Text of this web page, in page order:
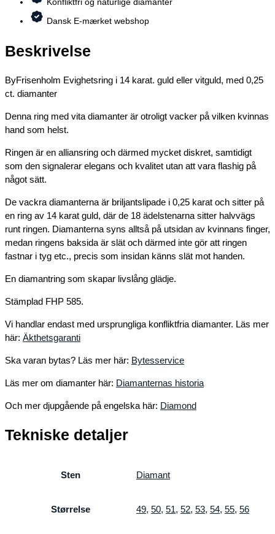
Konfliktfri og naturlige diamanter
Dansk E-mærket webshop
Beskrivelse
ByFrisenholm Evighetsring i 14 karat. guld eller vitguld, med 0,25
ct. diamanter
Denna ring med vita diamanter är otroligt vacker på vilken kvinnas
hand som helst.
Ringen är en alliansring och därmed mycket diskret, samtidigt
som den signalerar elegans och kvalitet utan att vara flashig på
något sätt.
De vackra diamanterna är briljantslipade i 0,25 karat och sitter på
en ring av 14 karat guld, där de 18 ädelstenarna sitter halvvägs
runt ringen. Diamanterna syns alltså på utsidan av kvinnans finger,
medan ringens baksida är slät och därmed inte gör att ringen
fastnar i tyg etc., precis som insidan känns slät mot handen.
En diamantring som skapar livslång glädje.
Stämplad FHP 585.
Vi handlar endast med ursprungliga konfliktfria diamanter. Läs mer
här: Äkthetsgaranti
Ska varan bytas? Läs mer här: Bytesservice
Läs mer om diamanter här: Diamanternas historia
Och mer djupgående på engelska här: Diamond
Tekniske detaljer
Sten Diamant
Størrelse 49, 50, 51, 52, 53, 54, 55, 56